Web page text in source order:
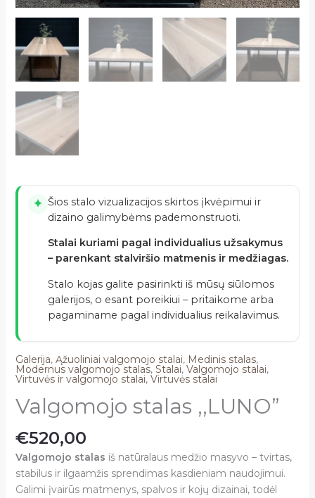
✦ Šios stalo vizualizacijos skirtos įkvėpimui ir
dizaino galimybėms pademonstruoti.
Stalai kuriami pagal individualius užsakymus
– parenkant stalviršio matmenis ir medžiagas.
Stalo kojas galite pasirinkti iš mūsų siūlomos
galerijos, o esant poreikiui – pritaikome arba
pagaminame pagal individualius reikalavimus.
Galerija, Ąžuoliniai valgomojo stalai, Medinis stalas,
Modernus valgomojo stalas, Stalai, Valgomojo stalai,
Virtuvės ir valgomojo stalai, Virtuvės stalai
Valgomojo stalas ,,LUNO”
€520,00
Valgomojo stalas iš natūralaus medžio masyvo – tvirtas,
stabilus ir ilgaamžis sprendimas kasdieniam naudojimui.
Galimi įvairūs matmenys, spalvos ir kojų dizainai, todėl